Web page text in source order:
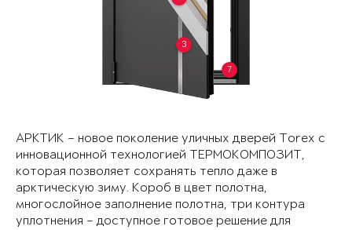
3
7
АРКТИК – новое поколение уличных дверей Torex с
инновационной технологией ТЕРМОКОМПОЗИТ,
которая позволяет сохранять тепло даже в
арктическую зиму. Короб в цвет полотна,
многослойное заполнение полотна, три контура
уплотнения – доступное готовое решение для